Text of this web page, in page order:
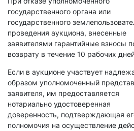
государственного органа или
государственного
проведения аукциона, внесенные
заявителями гарантийные взносы
возврату в течение 10 рабочих
Если в аукционе участвует
образом уполномоченный
заявителя, им предоставляется
нотариально удостоверенная
доверенность, подтверждающая
полномочия на осуществление